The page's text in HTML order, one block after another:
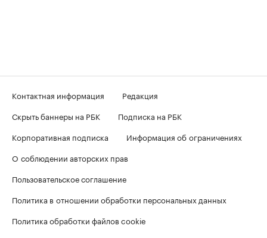
Контактная информация
Редакция
Скрыть баннеры на РБК
Подписка на РБК
Корпоративная подписка
Информация об ограничениях
О соблюдении авторских прав
Пользовательское соглашение
Политика в отношении обработки персональных данных
Политика обработки файлов cookie